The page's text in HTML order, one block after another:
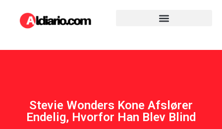
Stevie Wonders Kone Afslører
Endelig, Hvorfor Han Blev Blind